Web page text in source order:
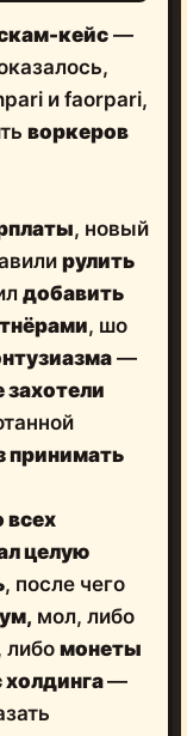
кейс —
и faorpari,
воркеров
, новый
рулить
добавить
, шо
—
захотели
принимать
всех
целую
, после чего
мол, либо
либомонеты
холдинга—